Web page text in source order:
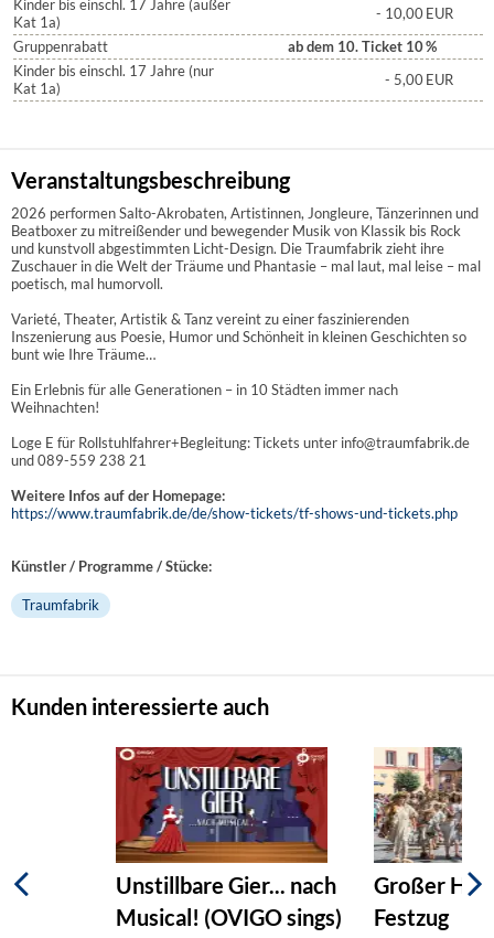
Kinder bis einschl. 17 Jahre (außer
Kat 1a)
- 10,00EUR
Gruppenrabatt
ab dem 10. Ticket 10%
Kinder bis einschl. 17 Jahre (nur
Kat 1a)
- 5,00EUR
Veranstaltungsbeschreibung
2026 performen Salto-Akrobaten, Artistinnen, Jongleure, Tänzerinnen und
Beatboxer zu mitreißender und bewegender Musik von Klassik bis Rock
und kunstvoll abgestimmten Licht-Design. Die Traumfabrik zieht ihre
Zuschauer in die Welt der Träume und Phantasie – mal laut, mal leise – mal
poetisch, mal humorvoll.
Varieté, Theater, Artistik & Tanz vereint zu einer faszinierenden
Inszenierung aus Poesie, Humor und Schönheit in kleinen Geschichten so
bunt wie Ihre Träume…
Ein Erlebnis für alle Generationen – in 10 Städten immer nach
Weihnachten!
Loge E für Rollstuhlfahrer+Begleitung: Tickets unter info@traumfabrik.de
und 089-559 238 21
Weitere Infos auf der Homepage:
https://www.traumfabrik.de/de/show-tickets/tf-shows-und-tickets.php
Künstler / Programme / Stücke:
Traumfabrik
Kunden interessierte auch
Unstillbare Gier... nach
Musical! (OVIGO sings)
Großer
Festzug